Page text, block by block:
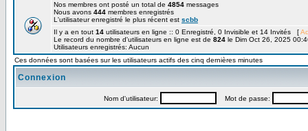
Nos membres ont posté un total de 4854 messages
Nous avons 444 membres enregistrés
L'utilisateur enregistré le plus récent est scbb
Il y a en tout 14 utilisateurs en ligne :: 0 Enregistré, 0 Invisible et 14 Invités [
Le record du nombre d'utilisateurs en ligne est de 824 le Dim Oct 26, 2025
Utilisateurs enregistrés: Aucun
Ces données sont basées sur les utilisateurs actifs des cinq dernières minutes
Connexion
Nom d'utilisateur: Mot de passe: